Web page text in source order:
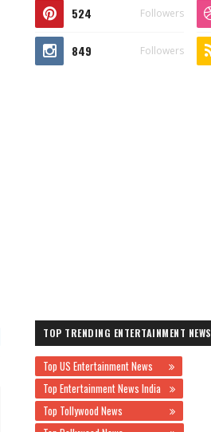
524 Followers
849 Followers
TOP TRENDING ENTERTAINMENT NEWS
Top US Entertainment News
Top Entertainment News India
Top Tollywood News